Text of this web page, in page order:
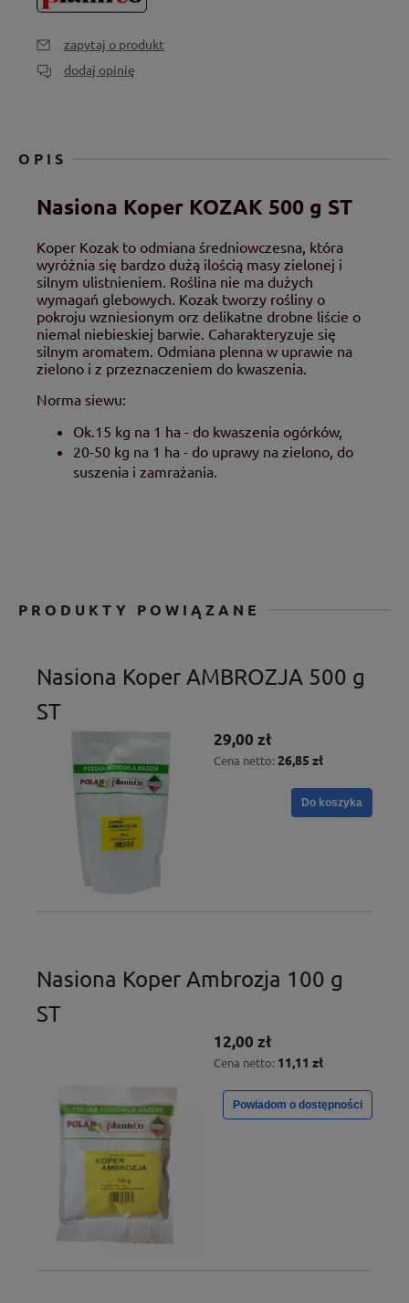
zapytaj o produkt
dodaj opinię
OPIS
Nasiona Koper KOZAK 500 g ST
Koper Kozak to odmiana średniowczesna, która
wyróżnia się bardzo dużą ilością masy zielonej i
silnym ulistnieniem. Roślina nie ma dużych
wymagań glebowych. Kozak tworzy rośliny o
pokroju wzniesionym orz delikatne drobne liście o
niemal niebieskiej barwie. Caharakteryzuje się
silnym aromatem. Odmiana plenna w uprawie na
zielono i z przeznaczeniem do kwaszenia.
Norma siewu:
Ok.15 kg na 1 ha - do kwaszenia ogórków,
20-50 kg na 1 ha - do uprawy na zielono, do
suszenia i zamrażania.
PRODUKTY POWIĄZANE
Nasiona Koper AMBROZJA 500 g
ST
29,00 zł
Cena netto: 26,85 zł
Do koszyka
Nasiona Koper Ambrozja 100 g
ST
12,00 zł
Cena netto: 11,11 zł
Powiadom o dostępności